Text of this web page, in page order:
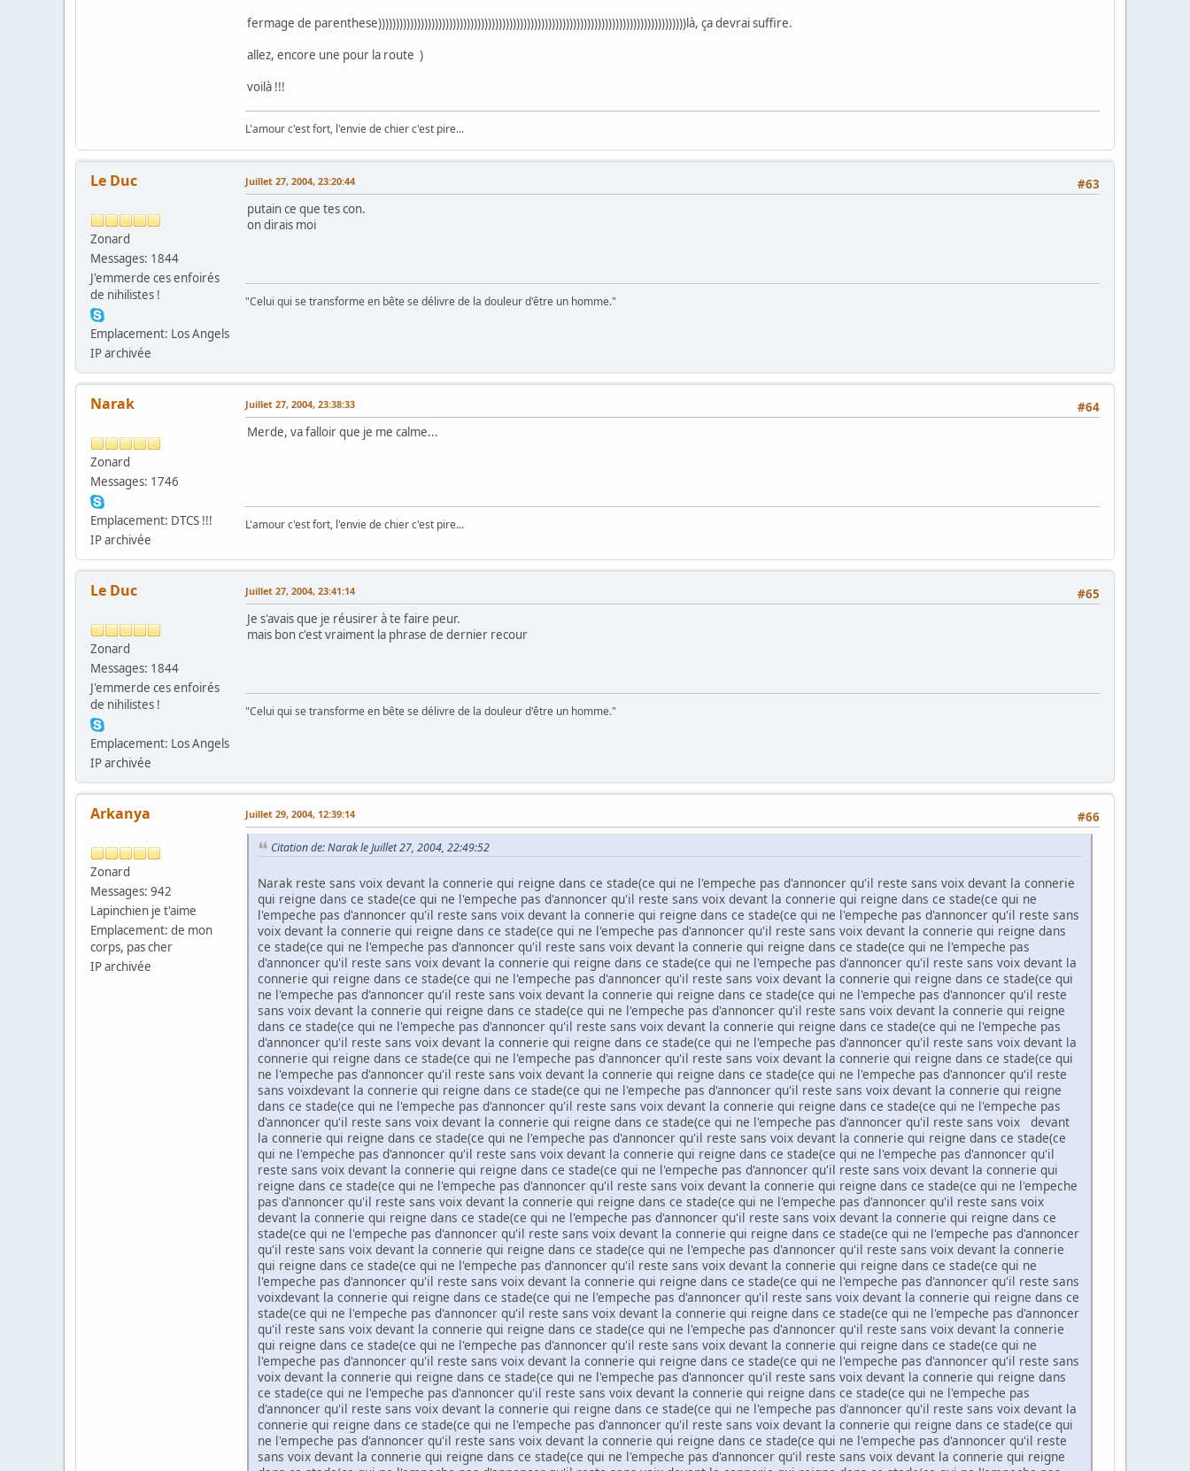
fermage de parenthese)))))))))))))))))))))))))))))))))))))))))))))))))))))))))))))))))))))))))))))))))))))))là, ça devrai suffire.
allez, encore une pour la route )
voilà !!!
L'amour c'est fort, l'envie de chier c'est pire...
Le Duc
Zonard
Messages: 1844
J'emmerde ces enfoirés
de nihilistes !
Emplacement: Los Angels
IP archivée
#63
Juillet 27, 2004, 23:20:44
putain ce que tes con.
on dirais moi
"Celui qui se transforme en bête se délivre de la douleur d'être un homme."
Narak
Zonard
Messages: 1746
Emplacement: DTCS !!!
IP archivée
#64
Juillet 27, 2004, 23:38:33
Merde, va falloir que je me calme...
L'amour c'est fort, l'envie de chier c'est pire...
Le Duc
Zonard
Messages: 1844
J'emmerde ces enfoirés
de nihilistes !
Emplacement: Los Angels
IP archivée
#65
Juillet 27, 2004, 23:41:14
Je s'avais que je réusirer à te faire peur.
mais bon c'est vraiment la phrase de dernier recour
"Celui qui se transforme en bête se délivre de la douleur d'être un homme."
Arkanya
Zonard
Messages: 942
Lapinchien je t'aime
Emplacement: de mon
corps, pas cher
IP archivée
#66
Juillet 29, 2004, 12:39:14
Citation de: Narak le Juillet 27, 2004, 22:49:52
Narak reste sans voix devant la connerie qui reigne dans ce stade(ce qui ne l'empeche pas d'annoncer qu'il reste sans voix devant la connerie
qui reigne dans ce stade(ce qui ne l'empeche pas d'annoncer qu'il reste sans voix devant la connerie qui reigne dans ce stade(ce qui ne
l'empeche pas d'annoncer qu'il reste sans voix devant la connerie qui reigne dans ce stade(ce qui ne l'empeche pas d'annoncer qu'il reste sans
voix devant la connerie qui reigne dans ce stade(ce qui ne l'empeche pas d'annoncer qu'il reste sans voix devant la connerie qui reigne dans
ce stade(ce qui ne l'empeche pas d'annoncer qu'il reste sans voix devant la connerie qui reigne dans ce stade(ce qui ne l'empeche pas
d'annoncer qu'il reste sans voix devant la connerie qui reigne dans ce stade(ce qui ne l'empeche pas d'annoncer qu'il reste sans voix devant la
connerie qui reigne dans ce stade(ce qui ne l'empeche pas d'annoncer qu'il reste sans voix devant la connerie qui reigne dans ce stade(ce qui
ne l'empeche pas d'annoncer qu'il reste sans voix devant la connerie qui reigne dans ce stade(ce qui ne l'empeche pas d'annoncer qu'il reste
sans voix devant la connerie qui reigne dans ce stade(ce qui ne l'empeche pas d'annoncer qu'il reste sans voix devant la connerie qui reigne
dans ce stade(ce qui ne l'empeche pas d'annoncer qu'il reste sans voix devant la connerie qui reigne dans ce stade(ce qui ne l'empeche pas
d'annoncer qu'il reste sans voix devant la connerie qui reigne dans ce stade(ce qui ne l'empeche pas d'annoncer qu'il reste sans voix devant la
connerie qui reigne dans ce stade(ce qui ne l'empeche pas d'annoncer qu'il reste sans voix devant la connerie qui reigne dans ce stade(ce qui
ne l'empeche pas d'annoncer qu'il reste sans voix devant la connerie qui reigne dans ce stade(ce qui ne l'empeche pas d'annoncer qu'il reste
sans voixdevant la connerie qui reigne dans ce stade(ce qui ne l'empeche pas d'annoncer qu'il reste sans voix devant la connerie qui reigne
dans ce stade(ce qui ne l'empeche pas d'annoncer qu'il reste sans voix devant la connerie qui reigne dans ce stade(ce qui ne l'empeche pas
d'annoncer qu'il reste sans voix devant la connerie qui reigne dans ce stade(ce qui ne l'empeche pas d'annoncer qu'il reste sans voix devant
la connerie qui reigne dans ce stade(ce qui ne l'empeche pas d'annoncer qu'il reste sans voix devant la connerie qui reigne dans ce stade(ce
qui ne l'empeche pas d'annoncer qu'il reste sans voix devant la connerie qui reigne dans ce stade(ce qui ne l'empeche pas d'annoncer qu'il
reste sans voix devant la connerie qui reigne dans ce stade(ce qui ne l'empeche pas d'annoncer qu'il reste sans voix devant la connerie qui
reigne dans ce stade(ce qui ne l'empeche pas d'annoncer qu'il reste sans voix devant la connerie qui reigne dans ce stade(ce qui ne l'empeche
pas d'annoncer qu'il reste sans voix devant la connerie qui reigne dans ce stade(ce qui ne l'empeche pas d'annoncer qu'il reste sans voix
devant la connerie qui reigne dans ce stade(ce qui ne l'empeche pas d'annoncer qu'il reste sans voix devant la connerie qui reigne dans ce
stade(ce qui ne l'empeche pas d'annoncer qu'il reste sans voix devant la connerie qui reigne dans ce stade(ce qui ne l'empeche pas d'annoncer
qu'il reste sans voix devant la connerie qui reigne dans ce stade(ce qui ne l'empeche pas d'annoncer qu'il reste sans voix devant la connerie
qui reigne dans ce stade(ce qui ne l'empeche pas d'annoncer qu'il reste sans voix devant la connerie qui reigne dans ce stade(ce qui ne
l'empeche pas d'annoncer qu'il reste sans voix devant la connerie qui reigne dans ce stade(ce qui ne l'empeche pas d'annoncer qu'il reste sans
voixdevant la connerie qui reigne dans ce stade(ce qui ne l'empeche pas d'annoncer qu'il reste sans voix devant la connerie qui reigne dans ce
stade(ce qui ne l'empeche pas d'annoncer qu'il reste sans voix devant la connerie qui reigne dans ce stade(ce qui ne l'empeche pas d'annoncer
qu'il reste sans voix devant la connerie qui reigne dans ce stade(ce qui ne l'empeche pas d'annoncer qu'il reste sans voix devant la connerie
qui reigne dans ce stade(ce qui ne l'empeche pas d'annoncer qu'il reste sans voix devant la connerie qui reigne dans ce stade(ce qui ne
l'empeche pas d'annoncer qu'il reste sans voix devant la connerie qui reigne dans ce stade(ce qui ne l'empeche pas d'annoncer qu'il reste sans
voix devant la connerie qui reigne dans ce stade(ce qui ne l'empeche pas d'annoncer qu'il reste sans voix devant la connerie qui reigne dans
ce stade(ce qui ne l'empeche pas d'annoncer qu'il reste sans voix devant la connerie qui reigne dans ce stade(ce qui ne l'empeche pas
d'annoncer qu'il reste sans voix devant la connerie qui reigne dans ce stade(ce qui ne l'empeche pas d'annoncer qu'il reste sans voix devant la
connerie qui reigne dans ce stade(ce qui ne l'empeche pas d'annoncer qu'il reste sans voix devant la connerie qui reigne dans ce stade(ce qui
ne l'empeche pas d'annoncer qu'il reste sans voix devant la connerie qui reigne dans ce stade(ce qui ne l'empeche pas d'annoncer qu'il reste
sans voix devant la connerie qui reigne dans ce stade(ce qui ne l'empeche pas d'annoncer qu'il reste sans voix devant la connerie qui reigne